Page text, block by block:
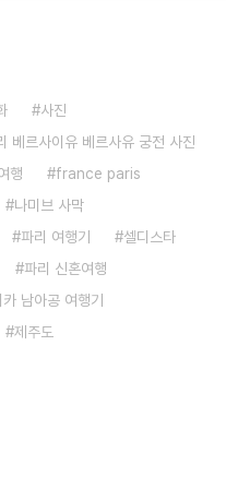
사진
베르사이유 베르사유 궁전 사진
행
france paris
나미브 사막
파리 여행기
셀디스타
파리 신혼여행
남아공 여행기
제주도